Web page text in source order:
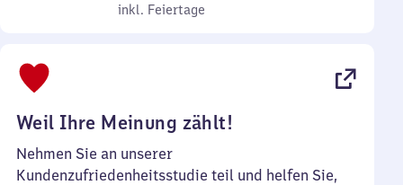
inkl. Feiertage
7
inkl. Feiertage
Weil Ihre Meinung zählt!
Nehmen Sie an unserer
Kundenzufriedenheitsstudie teil und helfen Sie,